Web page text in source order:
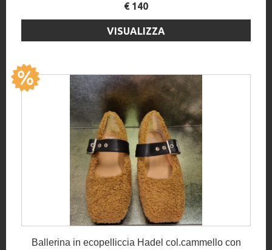
€ 140
VISUALIZZA
Ballerina in ecopelliccia Hadel col.cammello con